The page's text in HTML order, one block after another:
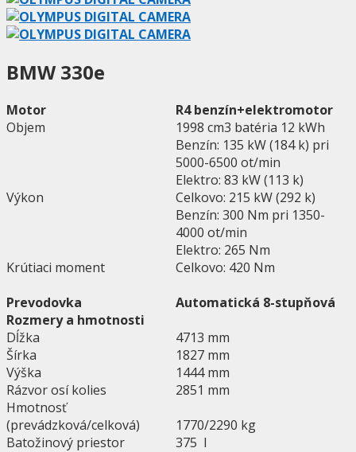
BMW 330e
Motor
R4 benzín+elektromotor
Objem
1998 cm3 batéria 12 kWh
Výkon
Benzín: 135 kW (184 k) pri
5000-6500 ot/min
Elektro: 83 kW (113 k)
Celkovo: 215 kW (292 k)
Krútiaci moment
Benzín: 300 Nm pri 1350-
4000 ot/min
Elektro: 265 Nm
Celkovo: 420 Nm
Prevodovka
Automatická 8-stupňová
Rozmery a hmotnosti
Dĺžka
4713 mm
Šírka
1827 mm
Výška
1444 mm
Rázvor osí kolies
2851 mm
Hmotnosť
(prevádzková/celková)
1770/2290 kg
Batožinový priestor
375 l